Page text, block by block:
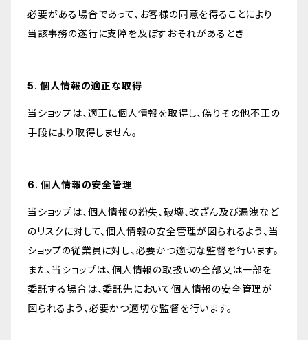
必要がある場合であって、お客様の同意を得ることにより
当該事務の遂行に支障を及ぼすおそれがあるとき
5. 個人情報の適正な取得
当ショップは、適正に個人情報を取得し、偽りその他不正の
手段により取得しません。
6. 個人情報の安全管理
当ショップは、個人情報の紛失、破壊、改ざん及び漏洩など
のリスクに対して、個人情報の安全管理が図られるよう、当
ショップの従業員に対し、必要かつ適切な監督を行います。
また、当ショップは、個人情報の取扱いの全部又は一部を
委託する場合は、委託先において個人情報の安全管理が
図られるよう、必要かつ適切な監督を行います。